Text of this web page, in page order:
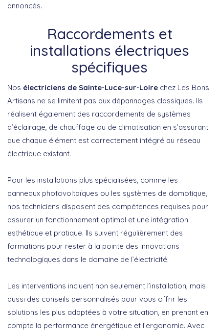
annoncés.
Raccordements et
installations électriques
spécifiques
Nos électriciens de Sainte-Luce-sur-Loire chez Les Bons
Artisans ne se limitent pas aux dépannages classiques. Ils
réalisent également des raccordements de systèmes
d’éclairage, de chauffage ou de climatisation en s’assurant
que chaque élément est correctement intégré au réseau
électrique existant.
Pour les installations plus spécialisées, comme les
panneaux photovoltaïques ou les systèmes de domotique,
nos techniciens disposent des compétences requises pour
assurer un fonctionnement optimal et une intégration
esthétique et pratique. Ils suivent régulièrement des
formations pour rester à la pointe des innovations
technologiques dans le domaine de l’électricité.
Les interventions incluent non seulement l’installation, mais
aussi des conseils personnalisés pour vous offrir les
solutions les plus adaptées à votre situation, en prenant en
compte la performance énergétique et l’ergonomie. Avec